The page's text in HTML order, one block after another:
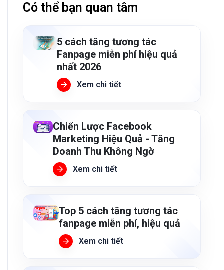
Có thể bạn quan tâm
5 cách tăng tương tác
Fanpage miễn phí hiệu quả
nhất 2026
Xem chi tiết
Chiến Lược Facebook
Marketing Hiệu Quả - Tăng
Doanh Thu Không Ngờ
Xem chi tiết
Top 5 cách tăng tương tác
fanpage miễn phí, hiệu quả
Xem chi tiết